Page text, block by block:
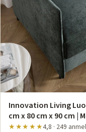
Innovation Living
cm x 80 cm x 90 cm |
★★★★★4,8 · 249